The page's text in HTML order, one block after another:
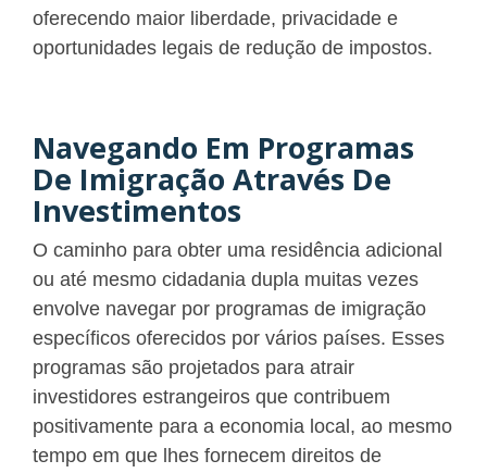
oferecendo maior liberdade, privacidade e
oportunidades legais de redução de impostos.
Navegando Em Programas
De Imigração Através De
Investimentos
O caminho para obter uma residência adicional
ou até mesmo cidadania dupla muitas vezes
envolve navegar por programas de imigração
específicos oferecidos por vários países. Esses
programas são projetados para atrair
investidores estrangeiros que contribuem
positivamente para a economia local, ao mesmo
tempo em que lhes fornecem direitos de